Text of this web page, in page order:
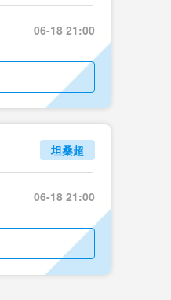
06-18 21:00
坦桑超
06-18 21:00